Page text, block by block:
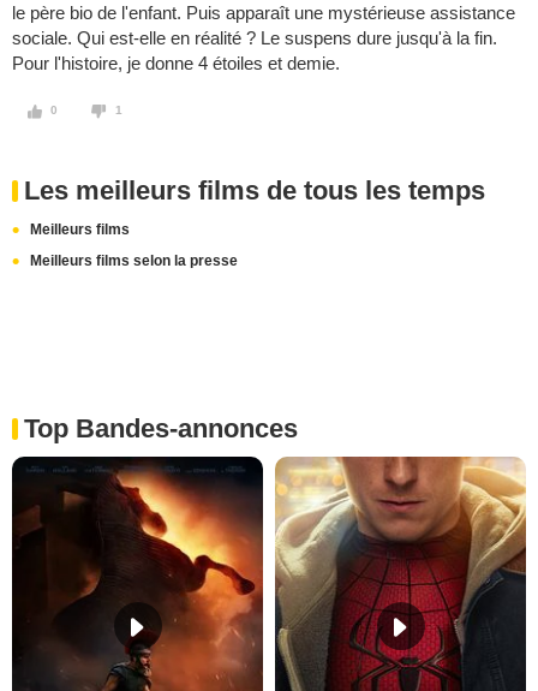
le père bio de l'enfant. Puis apparaît une mystérieuse assistance
sociale. Qui est-elle en réalité ? Le suspens dure jusqu'à la fin.
Pour l'histoire, je donne 4 étoiles et demie.
0 1
Les meilleurs films de tous les temps
Meilleurs films
Meilleurs films selon la presse
Top Bandes-annonces